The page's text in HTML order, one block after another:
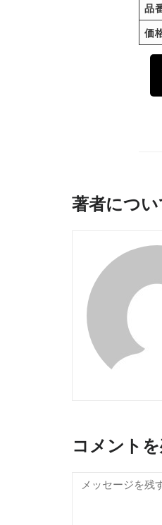
品
価
著者につい
コメント